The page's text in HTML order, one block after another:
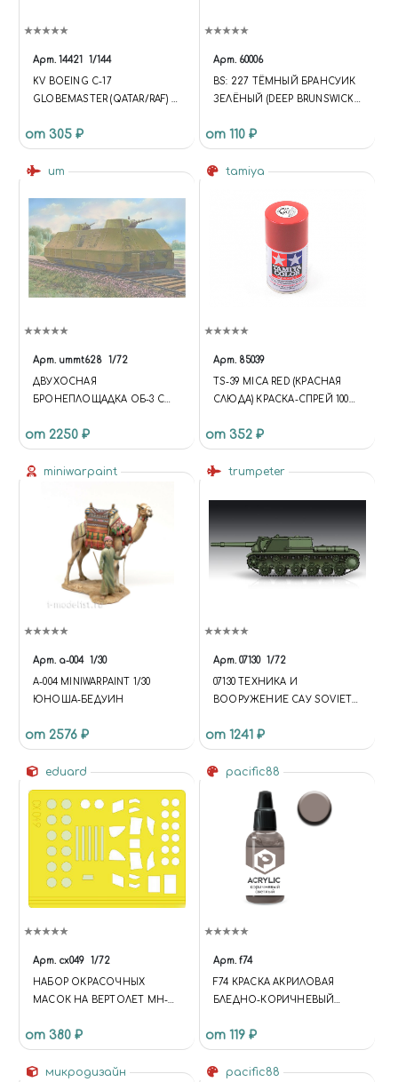
Арт. 14421 1/144
KV BOEING C-17
GLOBEMASTER (QATAR/RAF) /
(REVELL #04044 #04674) +
МАСКИ НА ДИСКИ И
КОЛЕСА
от 305 ₽
Арт. 60006
BS: 227 ТЁМНЫЙ БРАНСУИК
ЗЕЛЁНЫЙ (DEEP BRUNSWICK
КОРОЛЕВСКОЙ ГВАРДИИ
от 110 ₽
um
Арт. ummt628 1/72
ДВУХОСНАЯ
БРОНЕПЛОЩАДКА ОБ-3 С
БАШНЯМИ Т-26
от 2250 ₽
tamiya
Арт. 85039
TS-39 MICA RED (КРАСНАЯ
СЛЮДА) КРАСКА-СПРЕЙ 100
от 352 ₽
miniwarpaint
Арт. a-004 1/30
A-004 MINIWARPAINT 1/30
ЮНОША-БЕДУИН
от 2576 ₽
trumpeter
Арт. 07130 1/72
07130 ТЕХНИКА И
ВООРУЖЕНИЕ САУ SOVIET
HEAVY HOWITZER - LATE
от 1241 ₽
eduard
Арт. cx049 1/72
НАБОР ОКРАСОЧНЫХ
МАСОК НА ВЕРТОЛЕТ MH-
от 380 ₽
pacific88
Арт. f74
F74 КРАСКА АКРИЛОВАЯ
БЛЕДНО-КОРИЧНЕВЫЙ
от 119 ₽
микродизайн pacific88